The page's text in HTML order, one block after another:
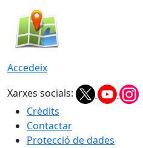
Accedeix
Xarxes socials:
Crèdits
Contactar
Protecció de dades